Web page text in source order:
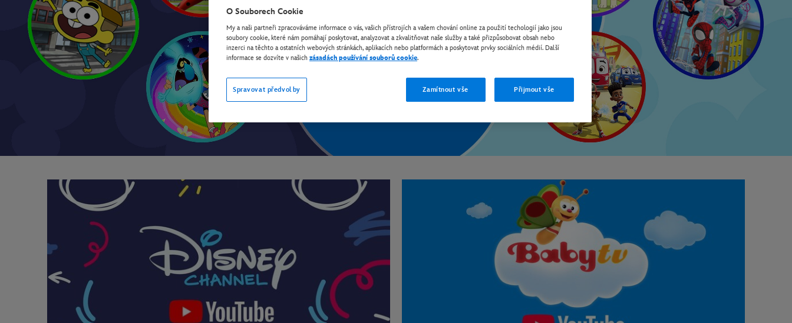
Podívejte se na své oblíbené TV pořady Disney
O Souborech Cookie
My a naši partneři zpracováváme informace o vás, vašich přístrojích a vašem chování online za použití techologií jako jsou
soubory cookie, které nám pomáhají poskytovat, analyzovat a zkvalitňovat naše služby a také přizpůsobovat obsah nebo
inzerci na těchto a ostatních webových stránkách, aplikacích nebo platformách a poskytovat prvky sociálních médií. Další
informace se dozvíte v našich zásadách používání souborů cookie.
Spravovat předvolby Zamítnout vše Přijmout vše